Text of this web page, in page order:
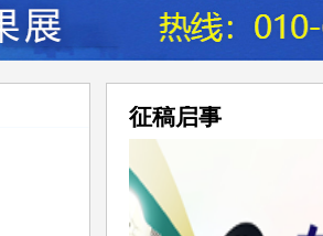
征稿启事